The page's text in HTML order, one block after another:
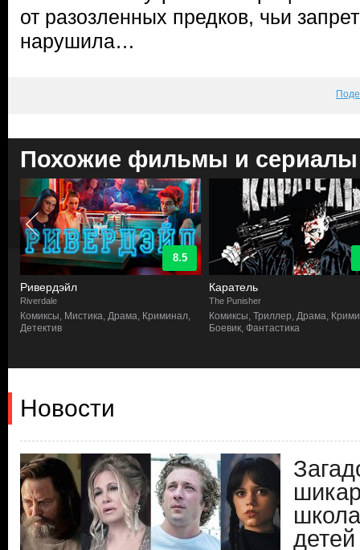
от разозленных предков, чьи
нарушила…
Похожие фильмы и сериалы
8.5
Ривердэйл
Riverdale
Комиксы, Мистика, Драма, Криминал,
Детектив
Каратель
The Punisher
Комиксы, Триллер, Драма,
Боевик, Фантастика
Новости
детей